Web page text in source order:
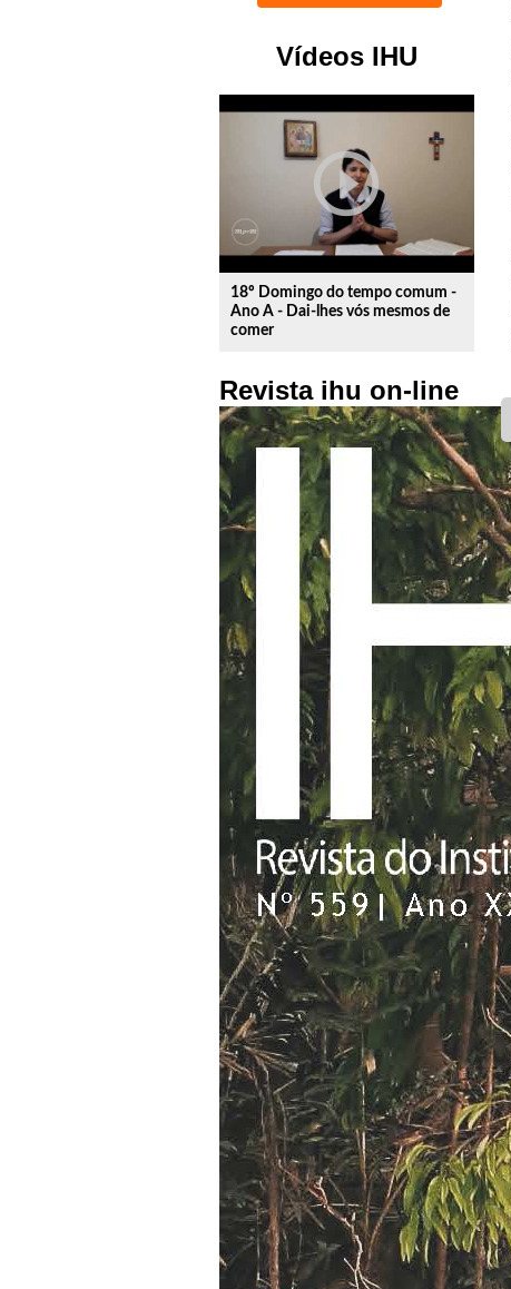
Vídeos IHU
play_circle_outline
18º Domingo do tempo comum -
Ano A - Dai-lhes vós mesmos de
comer
Revista ihu on-line